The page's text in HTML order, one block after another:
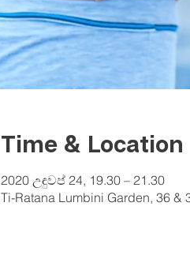
Time & Location
2020 උඳුවප් 24, 19.30 – 21.30
Ti-Ratana Lumbini Garden, 36 &